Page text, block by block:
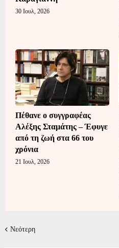
30 Ιουλ, 2026
Πέθανε ο συγγραφέας
Αλέξης Σταμάτης – Έφυγε
από τη ζωή στα 66 του
χρόνια
21 Ιουλ, 2026
Νεότερη